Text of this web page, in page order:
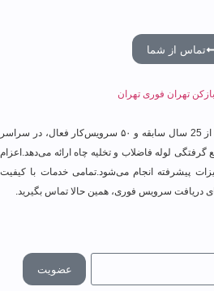
تماس از شما
شرکت لوله‌ بازکنی تهران فن با بیش از 25 سال سابقه و ۵۰ سرویس‌کار فعال، در سراسر
لوله فاضلاب و تخلیه چاه ارائه می‌دهد.اعزام
پیشرفته انجام می‌شود.تمامی خدمات با کیفیت
سرویس فوری، همین حالا تماس بگیرید.
عضویت